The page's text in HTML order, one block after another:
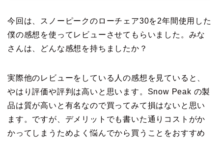
今回は、スノーピークのローチェア30を2年間使用した
僕の感想を使ってレビューさせてもらいました。みな
さんは、どんな感想を持ちましたか？
実際他のレビューをしている人の感想を見ていると、
やはり評価や評判は高いと思います。Snow Peak の製
品は質が高いと有名なので買ってみて損はないと思い
ます。ですが、デメリットでも書いた通りコストがか
かってしまうためよく悩んでから買うことをおすすめ